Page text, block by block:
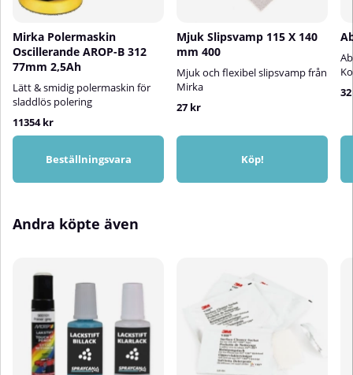
Mirka Polermaskin
Oscillerande AROP-B 312
77mm 2,5Ah
Lätt & smidig polermaskin för
sladdlös polering
11354 kr
Beställningsvara
Mjuk Slipsvamp 115 X 140
mm 400
Mjuk och flexibel slipsvamp från
Mirka
27 kr
Köp!
Andra köpte även